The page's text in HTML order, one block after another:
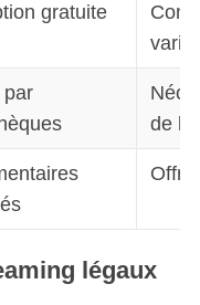
gratuite
par
de
Offre
légaux